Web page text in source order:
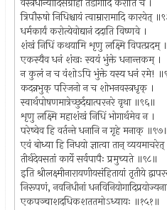
त्रिपौरुषो निधिश्चायं त्वाम्रारामादि कारयेत्
धर्मकार्यं करोत्येवोद्यानं ददाति विष्णवे ।
शंखं निधिं कथयामि शृणु लक्ष्मि विपत्प्रदम्
एकस्यैव धनं शंखः स्वयं भुंक्ते धनान्तकम् ।
न कुलं न च वंशोऽपि भुंक्ते यस्य धनं रमे!
कदन्नभुक् परिजनो न च शोभनवस्त्रधृक् ।
स्वार्थपोषणमात्रेच्छुर्दद्यात्परनरे वृथा ॥९६॥
शृणु लक्ष्मि महाशंखं निधिं भोगार्थमेव न ।
परेष्वेव हि वर्तन्ते धनानि न गृहे मनाक् ॥९७॥
एवं बोध्या हि निधयो ज्ञात्वा तान् व्ययमाचरेत्
तीर्थदेवसतां कार्ये सर्वपापैः प्रमुच्यते ॥९८॥
इति श्रीलक्ष्मीनारायणीयसंहितायां तृतीये
निरूपणं, नवनिधीनां
एकपञ्चाशदधिकशततमोऽध्यायः ॥१५१॥